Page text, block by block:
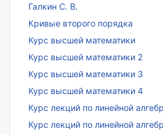
Галкин С. В.
Кривые второго порядка
Курс высшей математики
Курс высшей математики 2
Курс высшей математики 3
Курс высшей математики 4
Курс лекций по линейной
Курс лекций по линейной